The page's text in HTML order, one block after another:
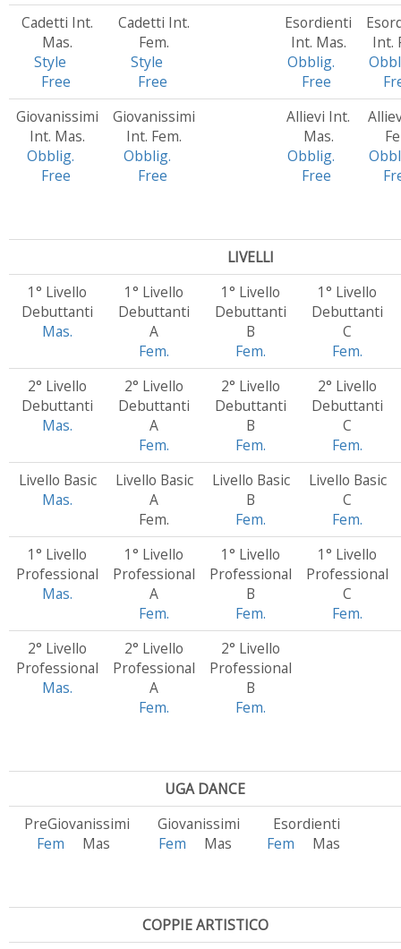
Cadetti Int.
Mas.
Style
Free
Cadetti Int.
Fem.
Style
Free
Esordienti
Int. Mas.
Obblig.
Free
Int.
Giovanissimi
Int. Mas.
Obblig.
Free
Giovanissimi
Int. Fem.
Obblig.
Free
Allievi Int.
Mas.
Obblig.
Free
LIVELLI
1° Livello
Debuttanti
Mas.
1° Livello
Debuttanti
A
Fem.
1° Livello
Debuttanti
B
Fem.
1° Livello
Debuttanti
C
Fem.
2° Livello
Debuttanti
Mas.
2° Livello
Debuttanti
A
Fem.
2° Livello
Debuttanti
B
Fem.
2° Livello
Debuttanti
C
Fem.
Livello Basic
Mas.
Livello Basic
A
Fem.
Livello Basic
B
Fem.
Livello Basic
C
Fem.
1° Livello
Professional
Mas.
1° Livello
Professional
A
Fem.
1° Livello
Professional
B
Fem.
1° Livello
Professional
C
Fem.
2° Livello
Professional
Mas.
2° Livello
Professional
A
Fem.
2° Livello
Professional
B
Fem.
UGA DANCE
PreGiovanissimi
Fem Mas
Giovanissimi
Fem Mas
Esordienti
Fem Mas
COPPIE ARTISTICO